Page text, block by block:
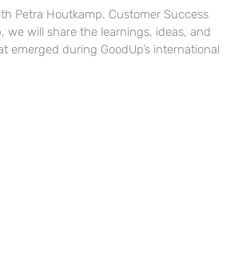
Petra Houtkamp. Customer Success
we will share the learnings, ideas, and
emerged during GoodUp’s international